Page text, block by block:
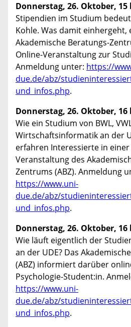
Donnerstag, 26. Oktober, 15
Stipendien im Studium
Kohle. Was damit einhergeht,
Akademische Beratungs-
Online-Veranstaltung zur
Anmeldung unter: https://
due.de/abz/
und_infos.php.
Donnerstag, 26. Oktober, 16
Wie ein Studium von BWL,
Wirtschaftsinformatik an der
erfahren Interessierte in einer
Veranstaltung des
Zentrums (ABZ). Anmeldung
https://www.uni-
due.de/abz/
und_infos.php.
Donnerstag, 26. Oktober, 16
Wie läuft eigentlich der
an der UDE? Das
(ABZ) informiert darüber
Psychologie-Student:in.
https://www.uni-
due.de/abz/
und_infos.php.